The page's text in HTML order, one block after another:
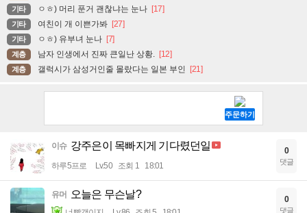
기타 ㅇㅎ) 머리 푼거 괜찮냐는 눈나 [17]
기타 여친이 개 이쁜가봐 [27]
기타 ㅇㅎ) 유부녀 눈나 [7]
계층 남자 인생에서 진짜 큰일난 상황. [12]
계층 갤럭시가 삼성거인줄 몰랐다는 일본 부인 [21]
이슈 강주은이 목빠지게 기다렸던일
하루5프로 Lv.50 조회 1 18:01
0
댓글
유머 오늘은 무슨날? 0
댓글